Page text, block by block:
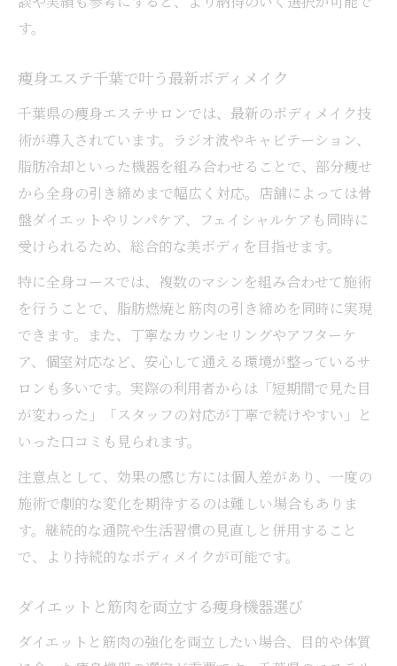
す。
痩身エステ千葉で叶う最新ボディメイク
千葉県の痩身エステサロンでは、最新のボディメイク技
術が導入されています。ラジオ波やキャビテーション、
脂肪冷却といった機器を組み合わせることで、部分痩せ
から全身の引き締めまで幅広く対応。店舗によっては骨
盤ダイエットやリンパケア、フェイシャルケアも同時に
受けられるため、総合的な美ボディを目指せます。
特に全身コースでは、複数のマシンを組み合わせて施術
を行うことで、脂肪燃焼と筋肉の引き締めを同時に実現
できます。また、丁寧なカウンセリングやアフターケ
ア、個室対応など、安心して通える環境が整っているサ
ロンも多いです。実際の利用者からは「短期間で見た目
が変わった」「スタッフの対応が丁寧で続けやすい」と
いった口コミも見られます。
注意点として、効果の感じ方には個人差があり、一度の
施術で劇的な変化を期待するのは難しい場合もありま
す。継続的な通院や生活習慣の見直しと併用すること
で、より持続的なボディメイクが可能です。
ダイエットと筋肉を両立する痩身機器選び
ダイエットと筋肉の強化を両立したい場合、目的や体質